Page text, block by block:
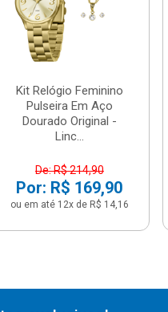
Kit Relógio Feminino
Pulseira Em Aço
Dourado Original -
Linc...
De: R$ 214,90
Por: R$ 169,90
ou em até 12x de R$ 14,16